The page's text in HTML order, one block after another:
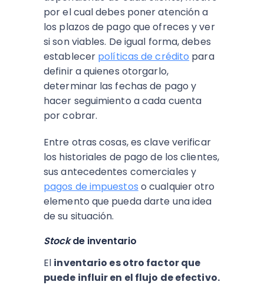
por el cual debes poner atención a
los plazos de pago que ofreces y ver
si son viables. De igual forma, debes
establecer políticas de crédito para
definir a quienes otorgarlo,
determinar las fechas de pago y
hacer seguimiento a cada cuenta
por cobrar.
Entre otras cosas, es clave verificar
los historiales de pago de los clientes,
sus antecedentes comerciales y
pagos de impuestos o cualquier otro
elemento que pueda darte una idea
de su situación.
Stockde inventario
El inventario es otro factor que
puede influir en el flujo de efectivo.